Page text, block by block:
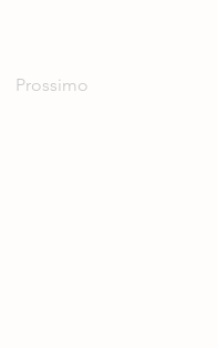
Prossimo